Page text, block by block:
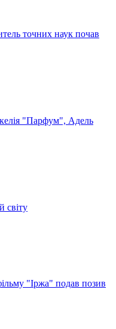
точних наук почав
"Парфум", Адель
світу
"Іржа" подав позив